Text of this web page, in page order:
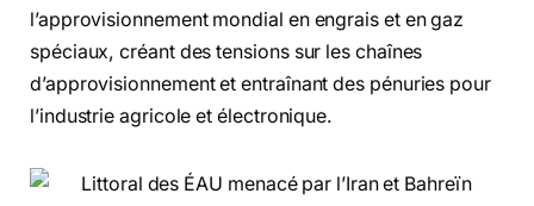
l’approvisionnement mondial en engrais et en gaz
spéciaux, créant des tensions sur les chaînes
d’approvisionnement et entraînant des pénuries pour
l’industrie agricole et électronique.